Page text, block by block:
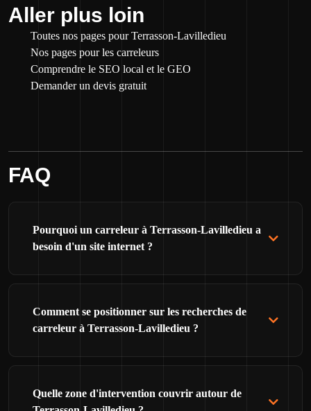
Aller plus loin
Toutes nos pages pour Terrasson-Lavilledieu
Nos pages pour les carreleurs
Comprendre le SEO local et le GEO
Demander un devis gratuit
FAQ
Pourquoi un carreleur à Terrasson-Lavilledieu a
besoin d'un site internet ?
Comment se positionner sur les recherches de
carreleur à Terrasson-Lavilledieu ?
Quelle zone d'intervention couvrir autour de